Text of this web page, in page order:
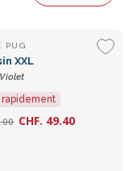
PUG
XXL
rapidement
CHF. 49.40